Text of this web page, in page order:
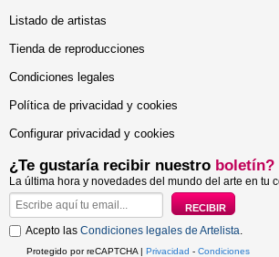
Listado de artistas
Tienda de reproducciones
Condiciones legales
Política de privacidad y cookies
Configurar privacidad y cookies
¿Te gustaría recibir nuestro boletín?
La última hora y novedades del mundo del arte en tu
Acepto las Condiciones legales de Artelista
Protegido por reCAPTCHA | Privacidad - Condiciones